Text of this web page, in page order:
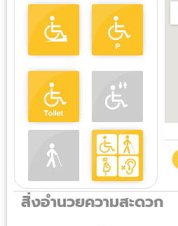
สิ่งอำนวยความสะดวก